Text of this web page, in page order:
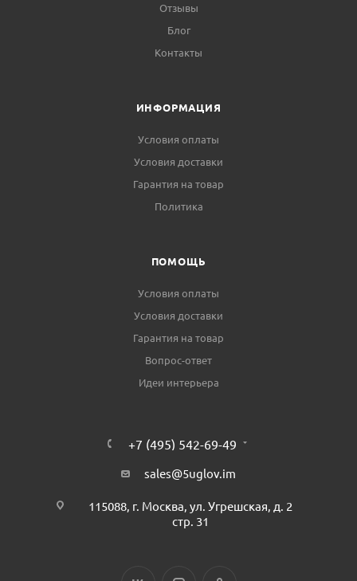
Отзывы
Блог
Контакты
ИНФОРМАЦИЯ
Условия оплаты
Условия доставки
Гарантия на товар
Политика
ПОМОЩЬ
Условия оплаты
Условия доставки
Гарантия на товар
Вопрос-ответ
Идеи интерьера
+7 (495) 542-69-49
sales@5uglov.im
115088, г. Москва, ул. Угрешская, д. 2
стр. 31